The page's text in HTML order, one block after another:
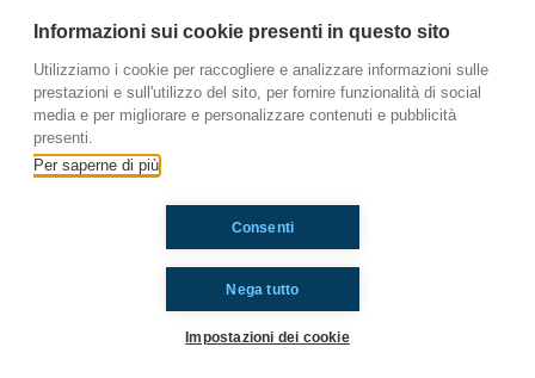
quello che succede dentro al nostro cellulare ma
distrazioni. Vediamo allora come usarle in
maniera produttiva!
Ti è piaciuto? Condividilo!
Informazioni sui cookie presenti in questo sito
Utilizziamo i cookie per raccogliere e analizzare informazioni sulle
prestazioni e sull'utilizzo del sito, per fornire funzionalità di social
media e per migliorare e personalizzare contenuti e pubblicità
presenti.
Per saperne di più
Nega tutto
Consenti
Impostazioni dei cookie